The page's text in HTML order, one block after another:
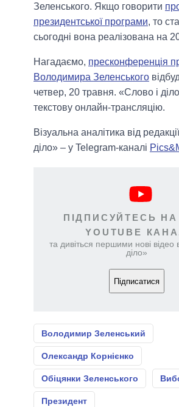
Зеленського. Якщо говорити
президентської програми, то
сьогодні вона реалізована на
Нагадаємо, пресконференція
Володимира Зеленського
четвер, 20 травня. «Слово і
текстову онлайн-трансляцію.
Візуальна аналітика від
діло» – у Telegram-каналі
ПІДПИСУЙТЕСЬ
YOUTUBE
та дивіться першими нові відео
діло»
Підписатися
Володимир Зеленський
Олександр Корнієнко
Обіцянки Зеленського
Президент